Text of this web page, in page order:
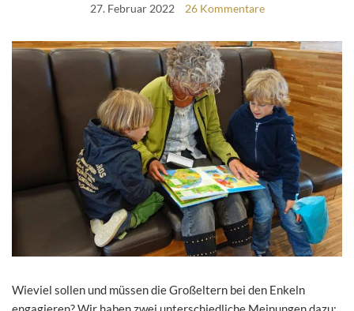
27. Februar 2022 26 Kommentare
Wieviel sollen und müssen die Großeltern bei den Enkeln